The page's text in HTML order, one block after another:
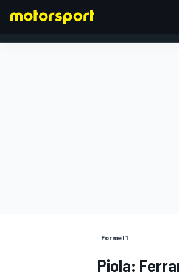
Formel 1
Piola: